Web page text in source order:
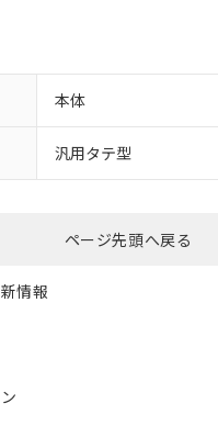
本体
汎用タテ型
ページ先頭へ戻る
情報
指します。